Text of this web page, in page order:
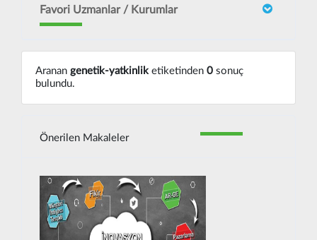
Favori Uzmanlar / Kurumlar
Aranan genetik-yatkinliketiketinden 0sonuç
bulundu.
Önerilen Makaleler